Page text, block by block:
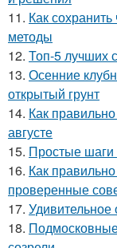
11. Как
методы
12. Топ-5 лучших
13. Осенние
открытый грунт
14. Как
августе
15. Простые шаги
16. Как
проверенные
17. Удивительное
18.